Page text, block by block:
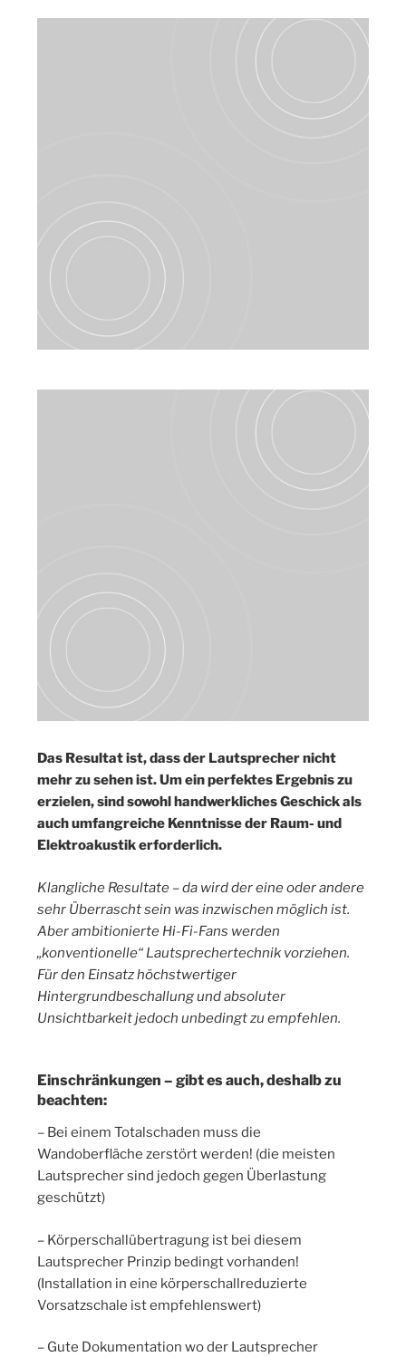
Das Resultat ist, dass der Lautsprecher nicht
mehr zu sehen ist. Um ein perfektes Ergebnis zu
erzielen, sind sowohl handwerkliches Geschick als
auch umfangreiche Kenntnisse der Raum- und
Elektroakustik erforderlich.
Klangliche Resultate – da wird der eine oder andere
sehr Überrascht sein was inzwischen möglich ist.
Aber ambitionierte Hi-Fi-Fans werden
„konventionelle“ Lautsprechertechnik vorziehen.
Für den Einsatz höchstwertiger
Hintergrundbeschallung und absoluter
Unsichtbarkeit jedoch unbedingt zu empfehlen.
Einschränkungen – gibt es auch, deshalb zu
beachten:
– Bei einem Totalschaden muss die
Wandoberfläche zerstört werden! (die meisten
Lautsprecher sind jedoch gegen Überlastung
geschützt)
– Körperschallübertragung ist bei diesem
Lautsprecher Prinzip bedingt vorhanden!
(Installation in eine körperschallreduzierte
Vorsatzschale ist empfehlenswert)
– Gute Dokumentation wo der Lautsprecher